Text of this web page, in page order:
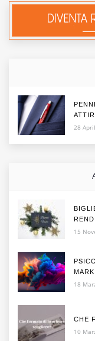
28
15
18
CHE
10